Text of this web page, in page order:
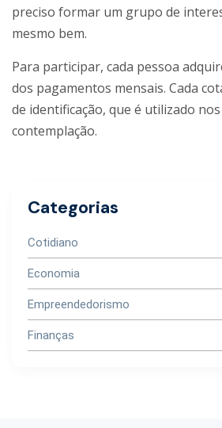
preciso formar um grupo de
mesmo bem.
Para participar, cada pessoa
dos pagamentos mensais. Cada
de identificação, que é utilizado
contemplação.
Categorias
Cotidiano
Economia
Empreendedorismo
Finanças